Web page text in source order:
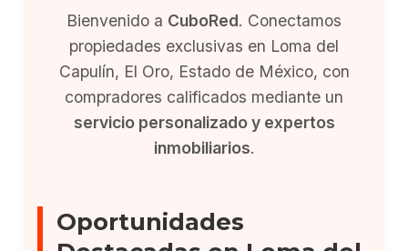
Bienvenido a CuboRed. Conectamos
propiedades exclusivas en Loma del
Capulín, El Oro, Estado de México, con
compradores calificados mediante un
servicio personalizado y expertos
inmobiliarios.
Oportunidades